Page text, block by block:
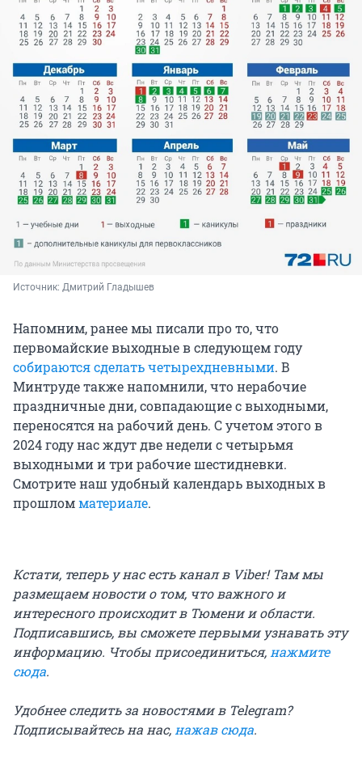
Источник: Дмитрий Гладышев
Напомним, ранее мы писали про то, что
первомайские выходные в следующем году
собираются сделать четырехдневными. В
Минтруде также напомнили, что нерабочие
праздничные дни, совпадающие с выходными,
переносятся на рабочий день. С учетом этого в
2024 году нас ждут две недели с четырьмя
выходными и три рабочие шестидневки.
Смотрите наш удобный календарь выходных в
прошломматериале.
Кстати, теперь у нас есть канал в Viber! Там мы
размещаем новости о том, что важного и
интересного происходит в Тюмени и области.
Подписавшись, вы сможете первыми узнавать эту
информацию. Чтобы присоединиться,нажмите
сюда.
Удобнее следить за новостями в Telegram?
Подписывайтесь на нас,нажав сюда.